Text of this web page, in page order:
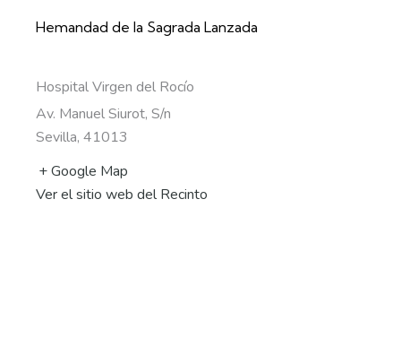
Hemandad de la Sagrada Lanzada
Hospital Virgen del Rocío
Av. Manuel Siurot, S/n
Sevilla, 41013
+ Google Map
Ver el sitio web del Recinto